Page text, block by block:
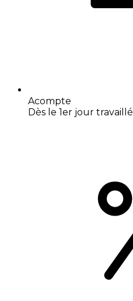
Acompte
Dès le 1er jour travaillé